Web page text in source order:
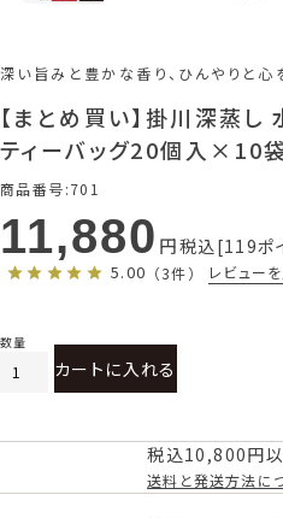
深い旨みと豊かな香り、ひんやりと心
【まとめ買い】掛川深蒸
ティーバッグ20個入×10
商品番号 701
11,880 税込 119ポ
5.00 （3件） レビュー
カートに入れる
税込10,800円
送料と発送方法に